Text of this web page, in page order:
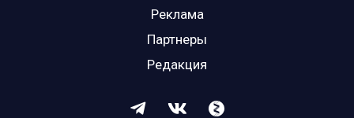
Реклама
Партнеры
Редакция